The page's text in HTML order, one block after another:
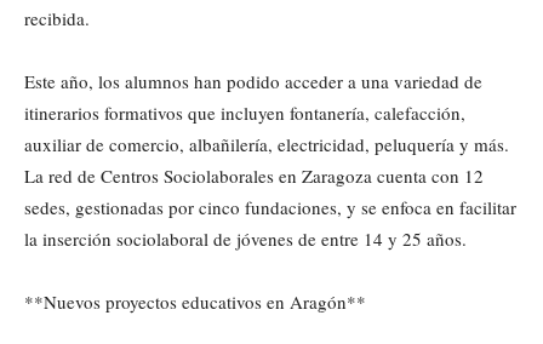
recibida.
Este año, los alumnos han podido acceder a una variedad de
itinerarios formativos que incluyen fontanería, calefacción,
auxiliar de comercio, albañilería, electricidad, peluquería y más.
La red de Centros Sociolaborales en Zaragoza cuenta con 12
sedes, gestionadas por cinco fundaciones, y se enfoca en facilitar
la inserción sociolaboral de jóvenes de entre 14 y 25 años.
**Nuevos proyectos educativos en Aragón**